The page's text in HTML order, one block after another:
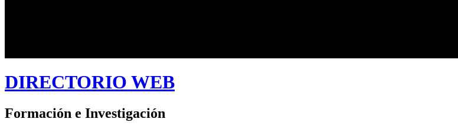
DIRECTORIO WEB
Formación e Investigación